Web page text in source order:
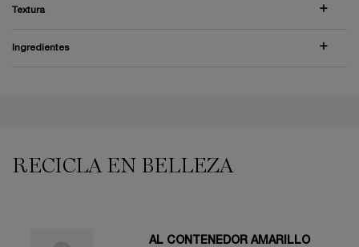
Textura
Ingredientes
RECICLA EN BELLEZA
AL CONTENEDOR AMARILLO